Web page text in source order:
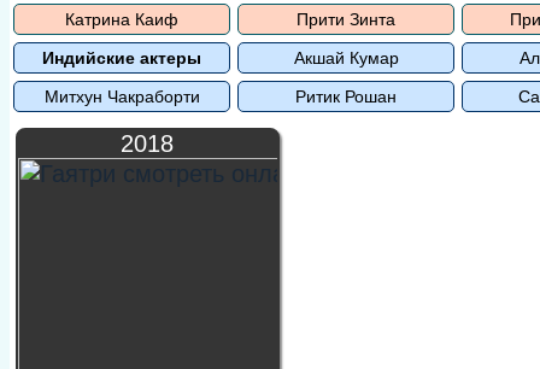
Катрина Каиф
Прити Зинта
Индийские актеры
Акшай Кумар
Митхун Чакраборти
Ритик Рошан
2018